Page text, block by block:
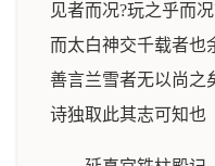
见者而况?玩之乎而
而太白神交千载者也
善言兰雪者无以尚之
诗独取此其志可知也